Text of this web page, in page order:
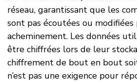
réseau, garantissant que les
sont pas écoutées ou
acheminement. Les données
être chiffrées lors de leur
chiffrement de bout en bout
n’est pas une exigence pour